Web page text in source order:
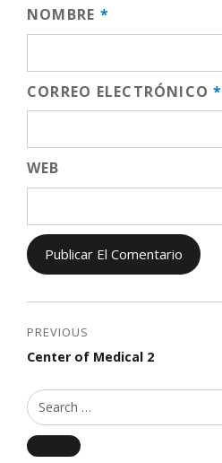
NOMBRE *
CORREO ELECTRÓNICO*
WEB
PREVIOUS
Center of Medical 2
Search